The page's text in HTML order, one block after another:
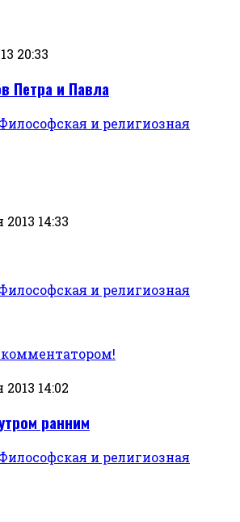
20:33
Петра и Павла
и религиозная
14:33
и религиозная
14:02
ранним
и религиозная